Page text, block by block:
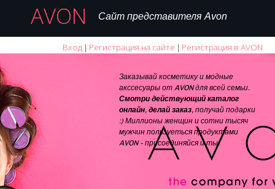
AVON Сайт представителя Avon
Вход Регистрация на сайте Регистрация в AVON
Заказывай косметику и модные
акссесуары от AVON для всей семьи.
Смотри действующий каталог
онлайн, делай заказ, получай подарки
:) Миллионы женщин и сотни тысяч
мужчин пользуеться продуктами
AVON - присоединяйся и ты.